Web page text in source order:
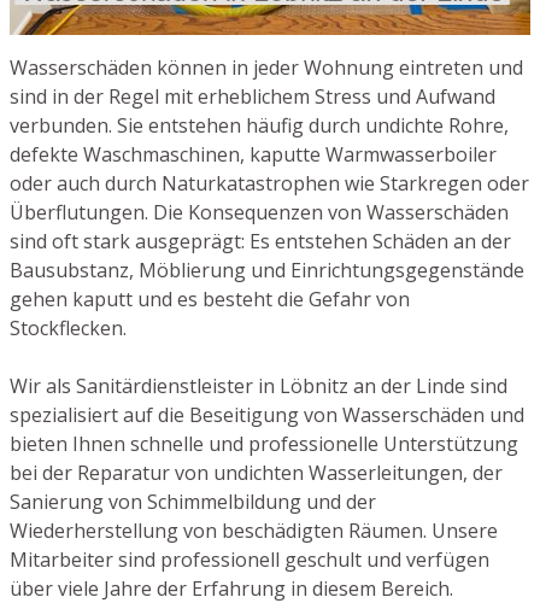
Wasserschäden können in jeder Wohnung eintreten und
sind in der Regel mit erheblichem Stress und Aufwand
verbunden. Sie entstehen häufig durch undichte Rohre,
defekte Waschmaschinen, kaputte Warmwasserboiler
oder auch durch Naturkatastrophen wie Starkregen oder
Überflutungen. Die Konsequenzen von Wasserschäden
sind oft stark ausgeprägt: Es entstehen Schäden an der
Bausubstanz, Möblierung und Einrichtungsgegenstände
gehen kaputt und es besteht die Gefahr von
Stockflecken.
Wir als Sanitärdienstleister in Löbnitz an der Linde sind
spezialisiert auf die Beseitigung von Wasserschäden und
bieten Ihnen schnelle und professionelle Unterstützung
bei der Reparatur von undichten Wasserleitungen, der
Sanierung von Schimmelbildung und der
Wiederherstellung von beschädigten Räumen. Unsere
Mitarbeiter sind professionell geschult und verfügen
über viele Jahre der Erfahrung in diesem Bereich.